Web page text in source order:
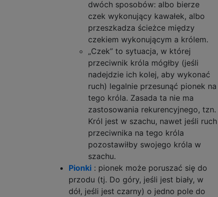
dwóch sposobów: albo bierze
czek wykonujący kawałek, albo
przeszkadza ścieżce między
czekiem wykonującym a królem.
„Czek” to sytuacja, w której
przeciwnik króla mógłby (jeśli
nadejdzie ich kolej, aby wykonać
ruch) legalnie przesunąć pionek na
tego króla. Zasada ta nie ma
zastosowania rekurencyjnego, tzn.
Król jest w szachu, nawet jeśli ruch
przeciwnika na tego króla
pozostawiłby swojego króla w
szachu.
Pionki : pionek może poruszać się do
przodu (tj. Do góry, jeśli jest biały, w
dół, jeśli jest czarny) o jedno pole do